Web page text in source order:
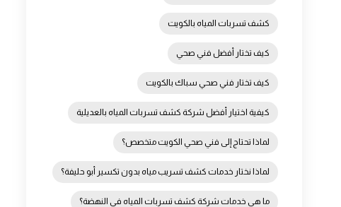
كشف تسربات المياه بالكويت
كيف تختار أفضل فني صحي
كيف تختار فني صحي سباك بالكويت
كيفية اختيار أفضل شركة كشف تسربات المياه بالعديلية
لماذا تحتاج إلى فني صحي الكويت متخصص؟
لماذا نختار خدمات كشف تسريب مياه بدون تكسير أبو حليفة؟
ما هي خدمات شركة كشف تسربات المياه في النهضة؟